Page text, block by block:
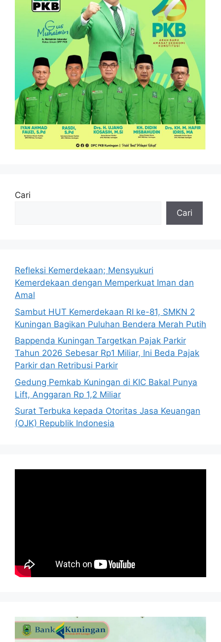
Cari
Cari
Refleksi Kemerdekaan; Mensyukuri
Kemerdekaan dengan Memperkuat Iman dan
Amal
Sambut HUT Kemerdekaan RI ke-81, SMKN 2
Kuningan Bagikan Puluhan Bendera Merah Putih
Bappenda Kuningan Targetkan Pajak Parkir
Tahun 2026 Sebesar Rp1 Miliar, Ini Beda Pajak
Parkir dan Retribusi Parkir
Gedung Pemkab Kuningan di KIC Bakal Punya
Lift, Anggaran Rp 1,2 Miliar
Surat Terbuka kepada Otoritas Jasa Keuangan
(OJK) Republik Indonesia